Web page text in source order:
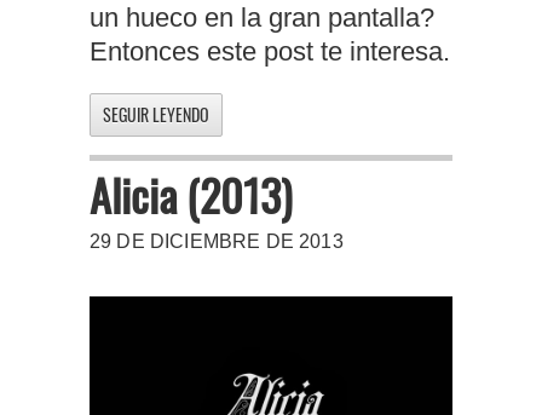
un hueco en la gran pantalla?
Entonces este post te interesa.
SEGUIR LEYENDO
Alicia (2013)
29 DE DICIEMBRE DE 2013